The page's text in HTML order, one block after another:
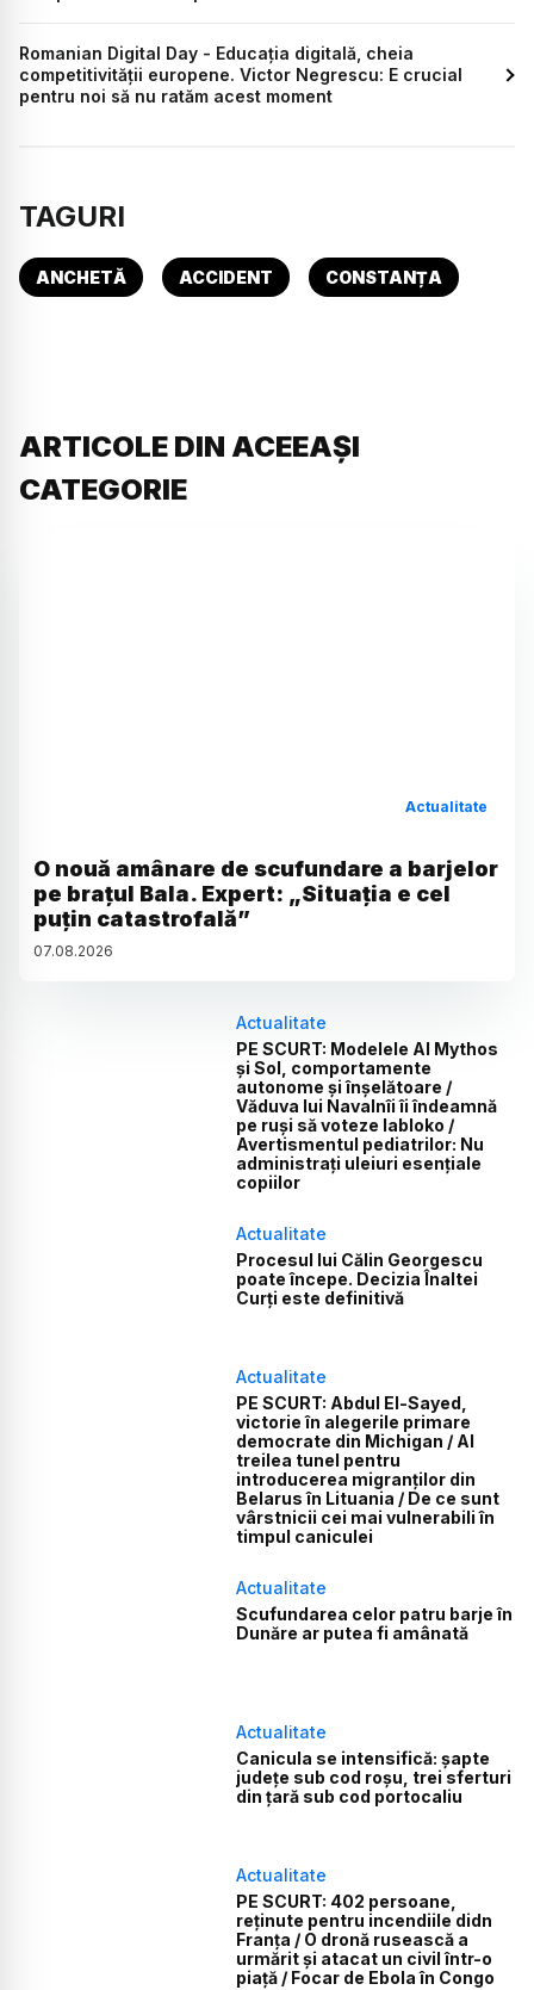
Romanian Digital Day - Educația digitală, cheia
competitivității europene. Victor Negrescu: E crucial
pentru noi să nu ratăm acest moment
TAGURI
ANCHETĂ ACCIDENT CONSTANȚA
ARTICOLE DIN ACEEAȘI
CATEGORIE
Actualitate
O nouă amânare de scufundare a barjelor
pe brațul Bala. Expert: „Situația e cel
puțin catastrofală”
07.08.2026
Actualitate
PE SCURT: Modelele AI Mythos
și Sol, comportamente
autonome și înșelătoare /
Văduva lui Navalnîi îi îndeamnă
pe ruși să voteze Iabloko /
Avertismentul pediatrilor: Nu
administrați uleiuri esențiale
copiilor
Actualitate
Procesul lui Călin Georgescu
poate începe. Decizia Înaltei
Curți este definitivă
Actualitate
PE SCURT: Abdul El-Sayed,
victorie în alegerile primare
democrate din Michigan / Al
treilea tunel pentru
introducerea migranților din
Belarus în Lituania / De ce sunt
vârstnicii cei mai vulnerabili în
timpul caniculei
Actualitate
Scufundarea celor patru barje în
Dunăre ar putea fi amânată
Actualitate
Canicula se intensifică: șapte
județe sub cod roșu, trei sferturi
din țară sub cod portocaliu
Actualitate
PE SCURT: 402 persoane,
reținute pentru incendiile didn
Franța / O dronă rusească a
urmărit și atacat un civil într-o
piață / Focar de Ebola în Congo